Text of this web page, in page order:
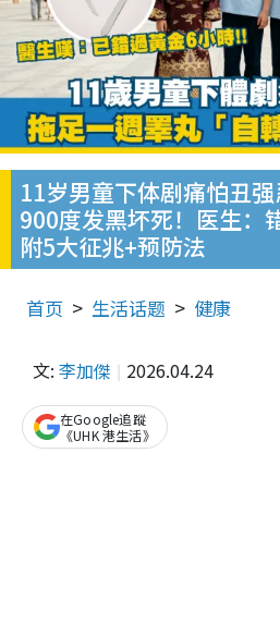
11岁男童下体剧痛怕丑
900度发黑坏死！医生：
附5大征兆+预防法
首页 生活话题 健康
文: 李加傑 2026.04.24
在Google追蹤
《UHK 港生活》